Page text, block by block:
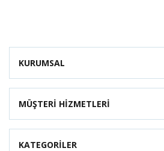
KURUMSAL
MÜŞTERİ HİZMETLERİ
KATEGORİLER